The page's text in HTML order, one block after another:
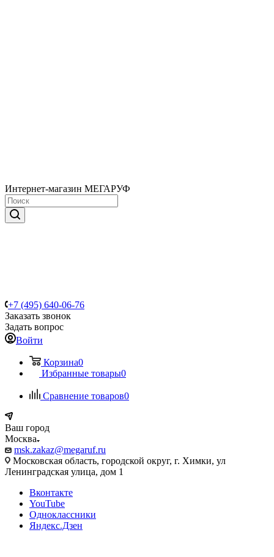
Интернет-магазин МЕГАРУФ
+7 (495) 640-06-76
Заказать звонок
Задать вопрос
Войти
Корзина0
Избранные товары0
Сравнение товаров0
Ваш город
Москва
msk.zakaz@megaruf.ru
Московская область, городской округ, г. Химки, ул
Ленинградская улица, дом 1
Вконтакте
YouTube
Одноклассники
Яндекс.Дзен